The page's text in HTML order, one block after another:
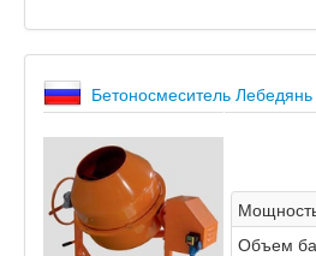
Бетоносмеситель
Объем